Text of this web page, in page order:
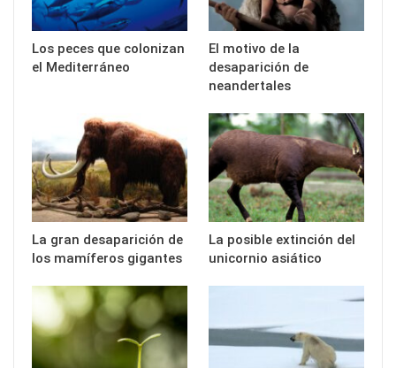
Los peces que colonizan
el Mediterráneo
El motivo de la
desaparición de
neandertales
La gran desaparición de
los mamíferos gigantes
La posible extinción del
unicornio asiático